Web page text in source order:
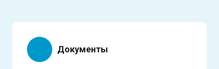
Документы